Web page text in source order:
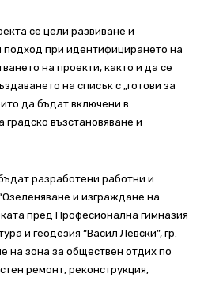
се цели развиване и
подход при идентифицирането на
на проекти, както и да се
на списък с „готови за
да бъдат включени в
градско възстановяване и
разработени работни и
и изграждане на
пред Професионална гимназия
и геодезия “Васил Левски”, гр.
на зона за обществен отдих по
ремонт, реконструкция,